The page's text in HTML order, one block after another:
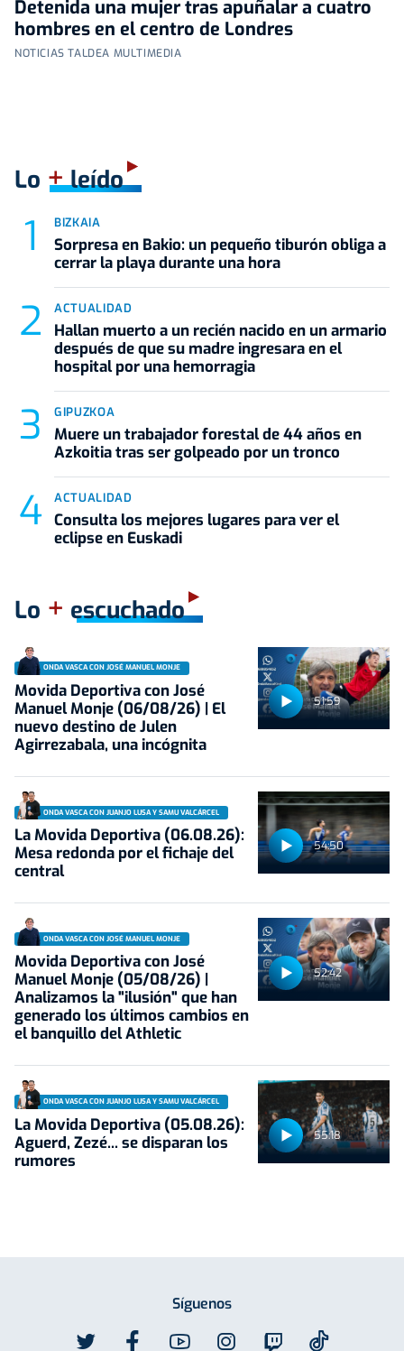
Detenida una mujer tras apuñalar a cuatro
hombres en el centro de Londres
NOTICIAS TALDEA MULTIMEDIA
Lo +leído
BIZKAIA
Sorpresa en Bakio: un pequeño tiburón obliga a
cerrar la playa durante una hora
ACTUALIDAD
Hallan muerto a un recién nacido en un armario
después de que su madre ingresara en el
hospital por una hemorragia
GIPUZKOA
Muere un trabajador forestal de 44 años en
Azkoitia tras ser golpeado por un tronco
ACTUALIDAD
Consulta los mejores lugares para ver el
eclipse en Euskadi
Lo + escuchado
51:59
ONDA VASCA CON JOSÉ MANUEL MONJE
Movida Deportiva con José
Manuel Monje (06/08/26) | El
nuevo destino de Julen
Agirrezabala, una incógnita
54:50
ONDA VASCA CON JUANJO LUSA Y SAMU VALCÁRCEL
La Movida Deportiva (06.08.26):
Mesa redonda por el fichaje del
central
52:42
ONDA VASCA CON JOSÉ MANUEL MONJE
Movida Deportiva con José
Manuel Monje (05/08/26) |
Analizamos la "ilusión" que han
generado los últimos cambios en
el banquillo del Athletic
55:18
ONDA VASCA CON JUANJO LUSA Y SAMU VALCÁRCEL
La Movida Deportiva (05.08.26):
Aguerd, Zezé... se disparan los
rumores
Síguenos